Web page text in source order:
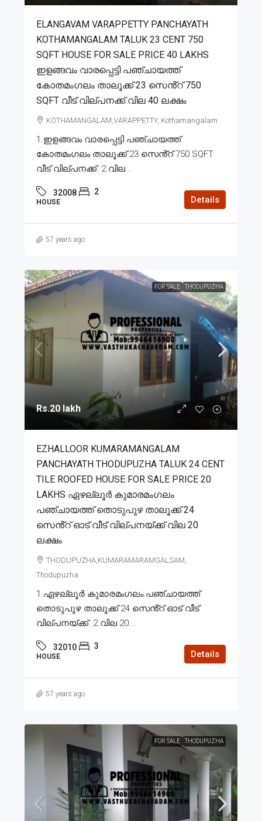
ELANGAVAM VARAPPETTY PANCHAYATH
KOTHAMANGALAM TALUK 23 CENT 750
SQFT HOUSE FOR SALE PRICE 40 LAKHS
ഇളങ്ങവം വാരപ്പെട്ടി പഞ്ചായത്ത്
കോതമംഗലം താലൂക്ക് 23 സെൻ്റ് 750
SQFT വീട് വില്പനക്ക് വില 40 ലക്ഷം
KOTHAMANGALAM,VARAPPETTY, Kothamangalam
1.ഇളങ്ങവം വാരപ്പെട്ടി പഞ്ചായത്ത്
കോതമംഗലം താലൂക്ക് 23 സെൻ്റ് 750 SQFT
വീട് വില്പനക്ക്. 2.വില...
32008 2
HOUSE Details
57 years ago
FOR SALE THODUPUZHA
Rs.20 lakh
EZHALLOOR KUMARAMANGALAM
PANCHAYATH THODUPUZHA TALUK 24 CENT
TILE ROOFED HOUSE FOR SALE PRICE 20
LAKHS ഏഴല്ലൂർ കുമാരമംഗലം
പഞ്ചായത്ത് തൊടുപുഴ താലൂക്ക് 24
സെൻ്റ് ഓട് വീട് വില്പനയ്ക്ക് വില 20
ലക്ഷം
THODUPUZHA,KUMARAMARAMGALSAM,
Thodupuzha
1.ഏഴല്ലൂർ കുമാരമംഗലം പഞ്ചായത്ത്
തൊടുപുഴ താലൂക്ക് 24 സെൻ്റ് ഓട് വീട്
വില്പനയ്ക്ക്. 2.വില 20...
32010 3
HOUSE Details
57 years ago
FOR SALE THODUPUZHA